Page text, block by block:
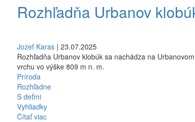
Rozhľadňa Urbanov
Jozef Karas| 23.07.2025
Rozhľadňa Urbanov klobúk sa nachádza na Urbanovom
vrchu vo výške 809 m n. m.
Príroda
Rozhľadne
S deťmi
Vyhliadky
Čítať viac